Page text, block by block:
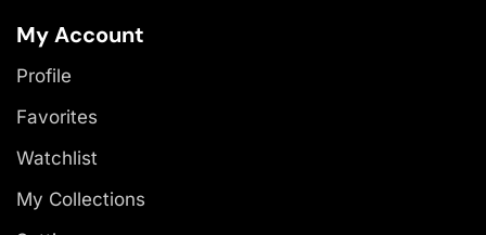
My Account
Profile
Favorites
Watchlist
My Collections